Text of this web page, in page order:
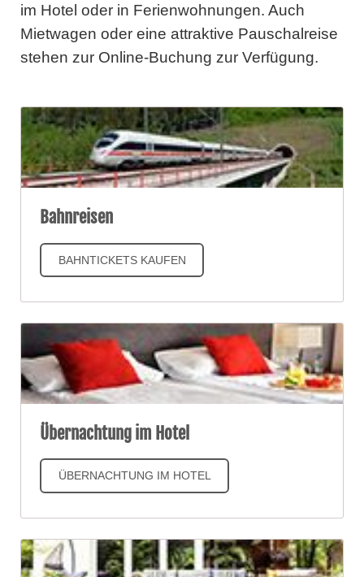
im Hotel oder in Ferienwohnungen. Auch
Mietwagen oder eine attraktive Pauschalreise
stehen zur Online-Buchung zur Verfügung.
Bahnreisen
BAHNTICKETS KAUFEN
Übernachtung im Hotel
ÜBERNACHTUNG IM HOTEL